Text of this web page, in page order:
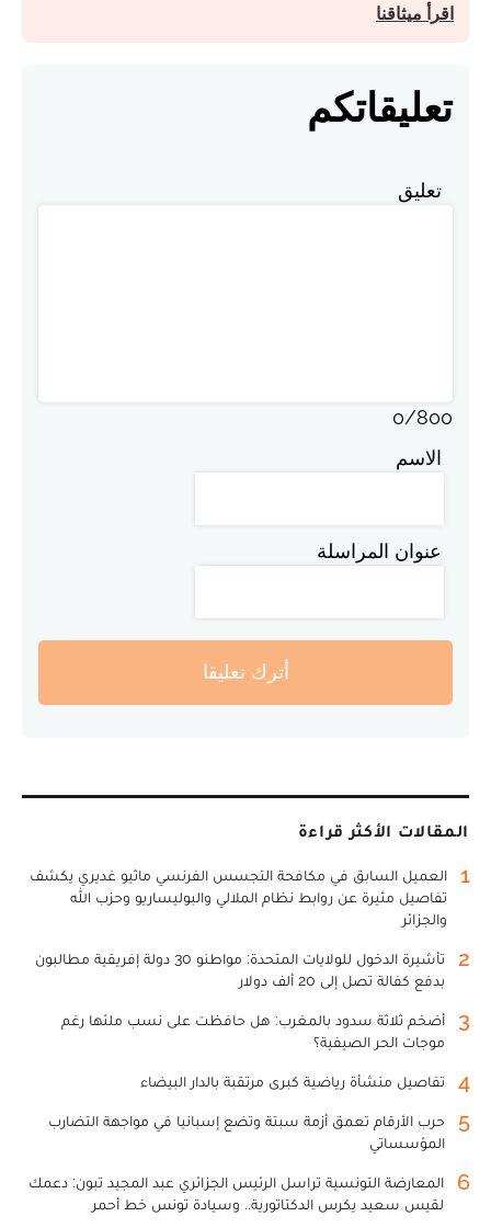
اقرأ ميثاقنا
تعليقاتكم
تعليق
0/800
الاسم
عنوان المراسلة
أترك تعليقا
المقالات الأكثر قراءة
1
العميل السابق في مكافحة التجسس الفرنسي ماثيو غديري يكشف
تفاصيل مثيرة عن روابط نظام الملالي والبوليساريو وحزب الله
والجزائر
2
تأشيرة الدخول للولايات المتحدة: مواطنو 30 دولة إفريقية مطالبون
بدفع كفالة تصل إلى 20 ألف دولار
3
أضخم ثلاثة سدود بالمغرب: هل حافظت على نسب ملئها رغم
موجات الحر الصيفية؟
4 تفاصيل منشأة رياضية كبرى مرتقبة بالدار البيضاء
5
حرب الأرقام تعمق أزمة سبتة وتضع إسبانيا في مواجهة التضارب
المؤسساتي
6
المعارضة التونسية تراسل الرئيس الجزائري عبد المجيد تبون: دعمك
لقيس سعيد يكرس الدكتاتورية.. وسيادة تونس خط أحمر